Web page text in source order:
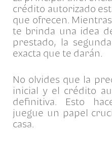
crédito autorizado
que ofrecen.
te brinda una idea
prestado, la
exacta que te darán.
No olvides que la
inicial y el crédito
definitiva. Esto
juegue un papel
casa.